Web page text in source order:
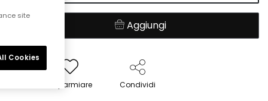
Aggiungi
Risparmiare Condividi
site
Cookies